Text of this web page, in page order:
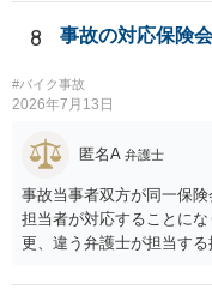
低いでしょう。 ◯親であ
権者に対してご自身は支
8 事故の対応保険
#バイク事故
2026年7月13日
匿名A 弁護士
事故当事者双方が同一保
担当者が対応することに
更、違う弁護士が担当す